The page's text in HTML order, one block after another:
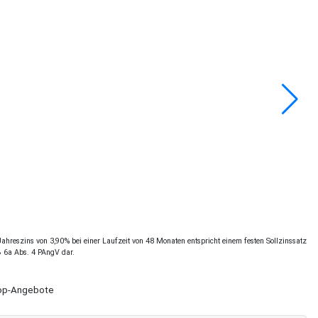
von 3,90% bei einer Laufzeit von 48 Monaten entspricht einem festen Sollzinssatz
Abs. 4 PAngV dar.
Angebote